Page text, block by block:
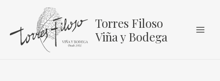
contenido
Torres Filoso
Viña y Bodega